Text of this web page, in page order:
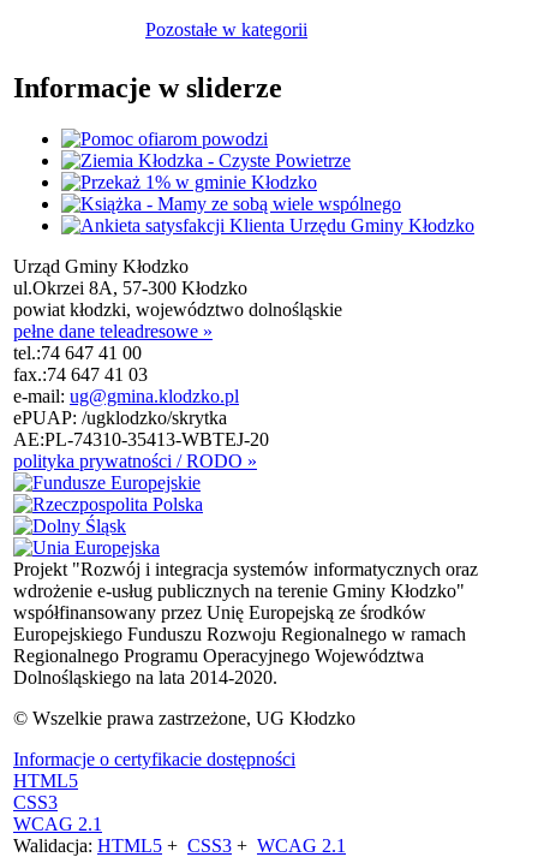
Pozostałe w kategorii
Informacje w sliderze
Urząd Gminy Kłodzko
ul.Okrzei 8A, 57-300 Kłodzko
powiat kłodzki, województwo dolnośląskie
pełne dane teleadresowe »
tel.:74 647 41 00
fax.:74 647 41 03
e-mail: ug@gmina.klodzko.pl
ePUAP: /ugklodzko/skrytka
AE:PL-74310-35413-WBTEJ-20
polityka prywatności / RODO »
Projekt "Rozwój i integracja systemów informatycznych oraz
wdrożenie e-usług publicznych na terenie Gminy Kłodzko"
współfinansowany przez Unię Europejską ze środków
Europejskiego Funduszu Rozwoju Regionalnego w ramach
Regionalnego Programu Operacyjnego Województwa
Dolnośląskiego na lata 2014-2020.
© Wszelkie prawa zastrzeżone, UG Kłodzko
Informacje o certyfikacie dostępności
HTML5
CSS3
WCAG 2.1
Walidacja: HTML5 + CSS3 + WCAG 2.1